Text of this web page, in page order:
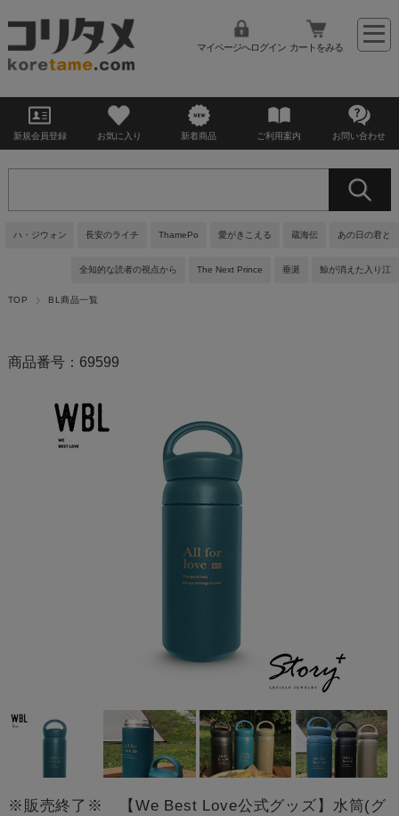
マイページへログイン カートをみる
新規会員登録 お気に入り 新着商品 ご利用案内 お問い合わせ
ハ・ジウォン 長安のライチ ThamePo 愛がきこえる 蔵海伝 あの日の君と
全知的な読者の視点から The Next Prince 垂涎 鯨が消えた入り江
TOP BL商品一覧
商品番号：69599
※販売終了※ 【We Best Love公式グッズ】水筒(グ